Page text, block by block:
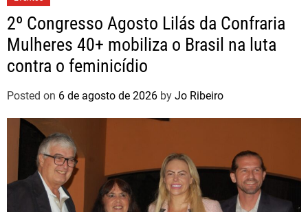
2º Congresso Agosto Lilás da Confraria
Mulheres 40+ mobiliza o Brasil na luta
contra o feminicídio
Posted on 6 de agosto de 2026 by Jo Ribeiro